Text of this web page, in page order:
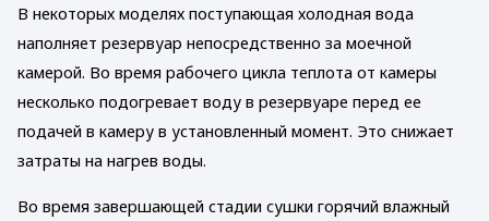
В некоторых моделях поступающая холодная вода
наполняет резервуар непосредственно за моечной
камерой. Во время рабочего цикла теплота от камеры
несколько подогревает воду в резервуаре перед ее
подачей в камеру в установленный момент. Это снижает
затраты на нагрев воды.
Во время завершающей стадии сушки горячий влажный